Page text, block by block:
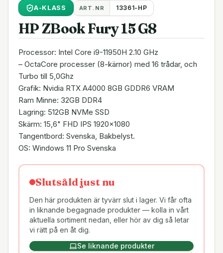
A-KLASS ART.NR 13361-HP
HP ZBook Fury 15 G8
Processor: Intel Core i9-11950H 2.10 GHz
– OctaCore processer (8-kärnor) med 16 trådar, och
Turbo till 5,0Ghz
Grafik: Nvidia RTX A4000 8GB GDDR6 VRAM
Ram Minne: 32GB DDR4
Lagring: 512GB NVMe SSD
Skärm: 15,6" FHD IPS 1920x1080
Tangentbord: Svenska, Bakbelyst.
OS: Windows 11 Pro Svenska
Slutsåld just nu
Den här produkten är tyvärr slut i lager. Vi får ofta
in liknande begagnade produkter — kolla in vårt
aktuella sortiment nedan, eller hör av dig så letar
vi rätt på en åt dig.
Se liknande produkter